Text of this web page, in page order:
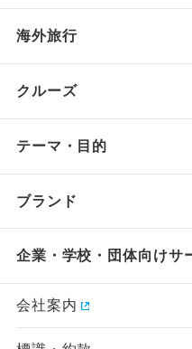
海外旅行
クルーズ
テーマ・目的
ブランド
企業・学校・団体向けサ
会社案内